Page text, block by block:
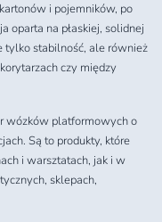
i pojemników, po
oparta na płaskiej, solidnej
tylko stabilność, ale również
czy między
wózków platformowych o
Są to produkty, które
i warsztatach, jak i w
sklepach,